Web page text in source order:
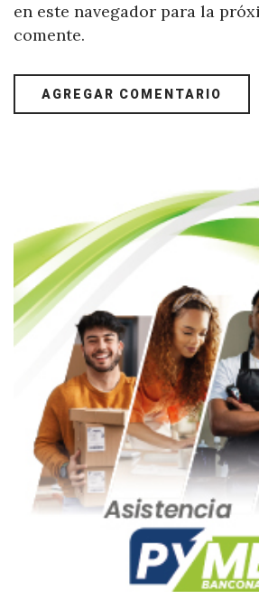
en este navegador para la
comente.